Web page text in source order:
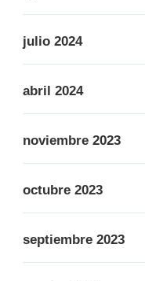
julio 2024
abril 2024
noviembre 2023
octubre 2023
septiembre 2023